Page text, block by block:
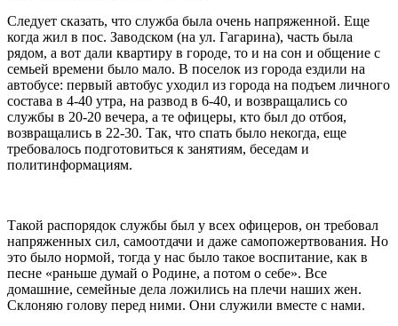
Следует сказать, что служба была очень напряженной. Еще
когда жил в пос. Заводском (на ул. Гагарина), часть была
рядом, а вот дали квартиру в городе, то и на сон и общение с
семьей времени было мало. В поселок из города ездили на
автобусе: первый автобус уходил из города на подъем личного
состава в 4-40 утра, на развод в 6-40, и возвращались со
службы в 20-20 вечера, а те офицеры, кто был до отбоя,
возвращались в 22-30. Так, что спать было некогда, еще
требовалось подготовиться к занятиям, беседам и
политинформациям.
Такой распорядок службы был у всех офицеров, он требовал
напряженных сил, самоотдачи и даже самопожертвования. Но
это было нормой, тогда у нас было такое воспитание, как в
песне «раньше думай о Родине, а потом о себе». Все
домашние, семейные дела ложились на плечи наших жен.
Склоняю голову перед ними. Они служили вместе с нами.